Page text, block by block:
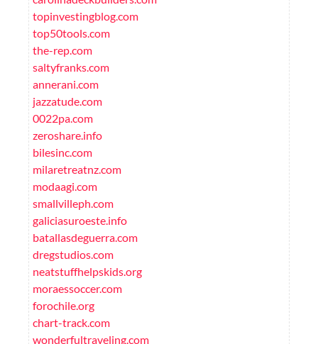
topinvestingblog.com
top50tools.com
the-rep.com
saltyfranks.com
annerani.com
jazzatude.com
0022pa.com
zeroshare.info
bilesinc.com
milaretreatnz.com
modaagi.com
smallvilleph.com
galiciasuroeste.info
batallasdeguerra.com
dregstudios.com
neatstuffhelpskids.org
moraessoccer.com
forochile.org
chart-track.com
wonderfultraveling.com